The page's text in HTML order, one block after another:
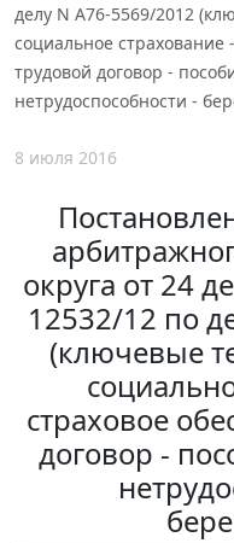
делу N А76-5569/2012
социальное страхование
трудовой договор -
нетрудоспособности -
8 июля 2016
округа от 24
12532/12 по
(ключевые
страховое
договор -